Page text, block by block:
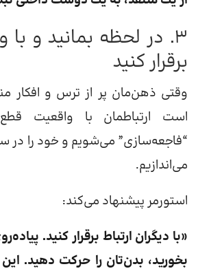
۳. در لحظه بمانید و با
برقرار کنید
وقتی ذهن‌مان پر از ترس و افکار
است ارتباطمان با واقعیت
“فاجعه‌سازی” می‌شویم و خود را در
می‌اندازیم.
استورمر پیشنهاد می‌کند:
«با دیگران ارتباط برقرار کنید.
بخورید، بدن‌تان را حرکت دهید.